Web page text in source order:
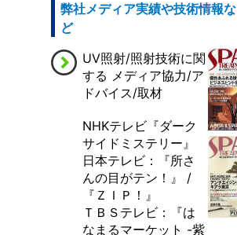
弊社メディア実績や技術情報な
ど
UV照射/照射技術に関
する メディア協力/ア
ドバイス/取材
NHKテレビ『ダーク
サイドミステリー』
日本テレビ：『所さ
んの目がテン！』 /
『ＺＩＰ！』
ＴＢＳテレビ：『は
なまるマーケット -紫